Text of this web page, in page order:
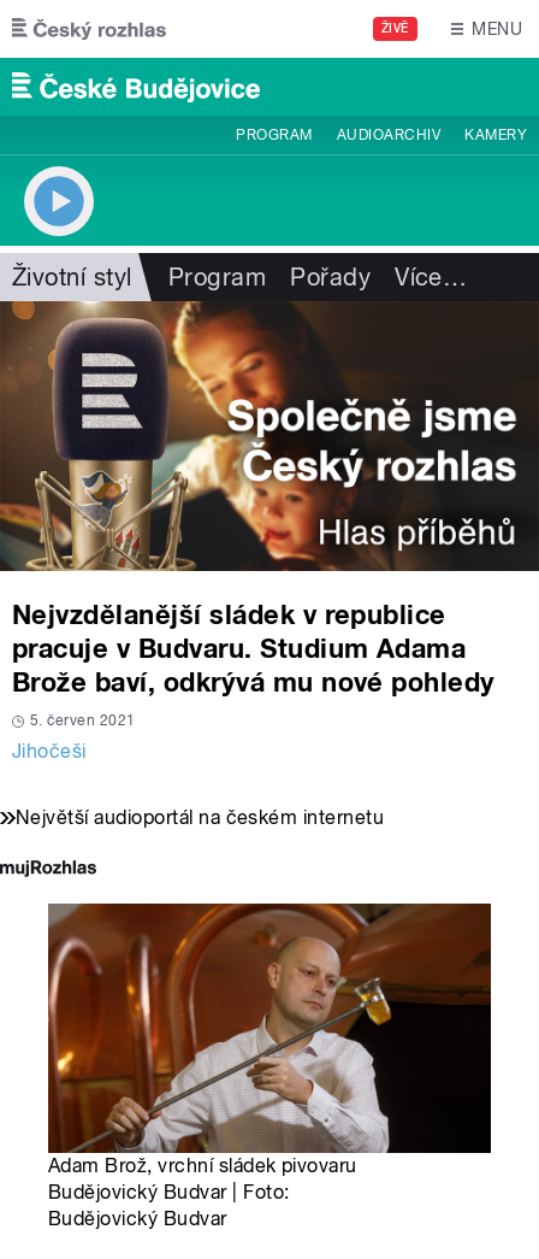
Přejít k hlavnímu obsahu
ŽIVĚ MENU
PROGRAM AUDIOARCHIV KAMERY
Životní styl Program Pořady Více…
Nejvzdělanější sládek v republice
pracuje v Budvaru. Studium Adama
Brože baví, odkrývá mu nové pohledy
5. červen 2021
Jihočeši
Největší audioportál na českém internetu
Adam Brož, vrchní sládek pivovaru
Budějovický Budvar | Foto:
Budějovický Budvar